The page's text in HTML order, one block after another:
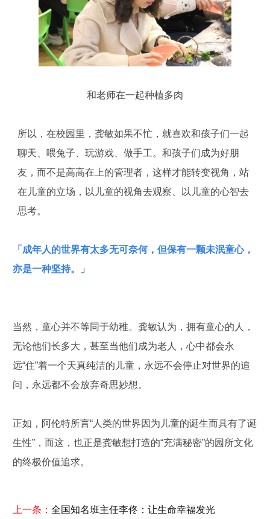
和老师在一起种植多肉
所以，在校园里，龚敏如果不忙，就喜欢和孩子们一起
聊天、喂兔子、玩游戏、做手工。和孩子们成为好朋
友，而不是高高在上的管理者，这样才能转变视角，站
在儿童的立场，以儿童的视角去观察、以儿童的心智去
思考。
「成年人的世界有太多无可奈何，但保有一颗未泯童心，
亦是一种坚持。」
当然，童心并不等同于幼稚。龚敏认为，拥有童心的人，
无论他们长多大，甚至当他们成为老人，心中都会永
远“住”着一个天真纯洁的儿童，永远不会停止对世界的追
问，永远都不会放弃奇思妙想。
正如，阿伦特所言“人类的世界因为儿童的诞生而具有了诞
生性”，而这，也正是龚敏想打造的“充满秘密”的园所文化
的终极价值追求。
上一条： 全国知名班主任李佟：让生命幸福发光